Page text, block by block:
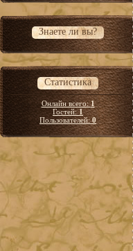
Знаете ли вы?
Статистика
Онлайн всего:1
Гостей:1
Пользователей:0